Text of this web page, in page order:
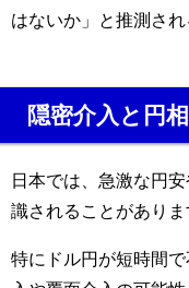
はないか」と推測され
隠密介入と円
日本では、急激な円
識されることがありま
特にドル円が短時間